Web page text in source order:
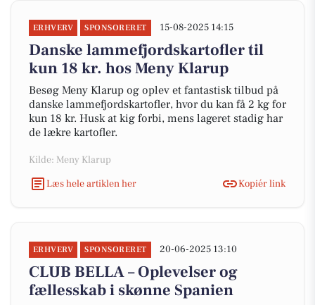
ERHVERV SPONSORERET 15-08-2025 14:15
Danske lammefjordskartofler til
kun 18 kr. hos Meny Klarup
Besøg Meny Klarup og oplev et fantastisk tilbud på
danske lammefjordskartofler, hvor du kan få 2 kg for
kun 18 kr. Husk at kig forbi, mens lageret stadig har
de lækre kartofler.
Kilde: Meny Klarup
Læs hele artiklen her
Kopiér link
ERHVERV SPONSORERET 20-06-2025 13:10
CLUB BELLA – Oplevelser og
fællesskab i skønne Spanien